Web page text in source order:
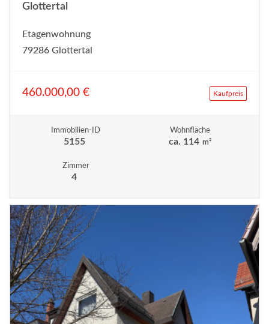
Glottertal
Etagenwohnung
79286 Glottertal
460.000,00 € Kaufpreis
Immobilien-ID
5155
Wohnfläche
ca. 114 m²
Zimmer
4